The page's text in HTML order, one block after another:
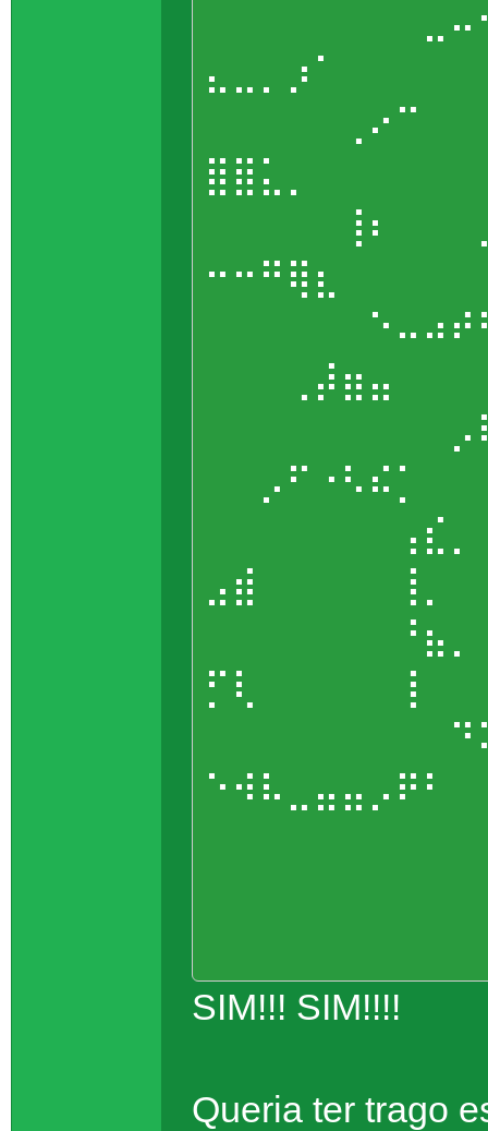
⣄⣀⡀⡰⠁⠀⠀⠀⠀
⣿⣿⣅⡀⠀⠀⠀⠀⠀
⠒⠒⠛⢿⣆⠀⠀⠀⠀
⠀⠀⠀⢀⡼⣶⣤⠀⠀
⠀⠀⡠⠋⠐⠣⠮⡁⠀
⣠⣾⠀⠀⠀⠀⠀⢸⡀
⡋⢇⠀⠀⠀⠀⠀⢸⠀
⠑⠺⠧⣀⣤⣤⡠⠟⠃
SIM!!! SIM!!!!
Queria ter trago